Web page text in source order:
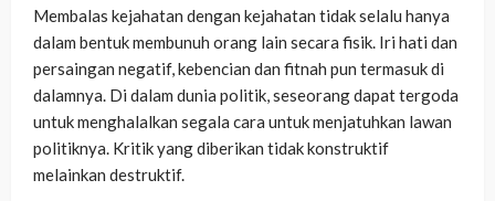
Membalas kejahatan dengan kejahatan tidak selalu hanya
dalam bentuk membunuh orang lain secara fisik. Iri hati dan
persaingan negatif, kebencian dan fitnah pun termasuk di
dalamnya. Di dalam dunia politik, seseorang dapat tergoda
untuk menghalalkan segala cara untuk menjatuhkan lawan
politiknya. Kritik yang diberikan tidak konstruktif
melainkan destruktif.